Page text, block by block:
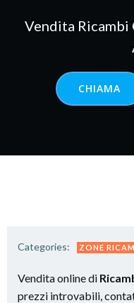
Vendita
CHIAMA
Categories: ZONE
Vendita online di
prezzi introvabili,